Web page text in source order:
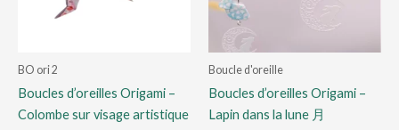
BO ori 2
Boucles d’oreilles Origami –
Colombe sur visage artistique
Boucle d'oreille
Boucles d’oreilles Origami –
Lapin dans la lune 月